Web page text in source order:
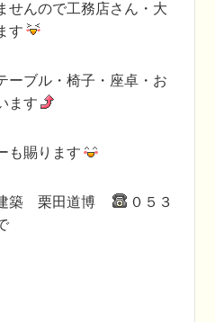
せんので工務店さん・大
す
ーブル・椅子・座卓・お
ます
も賜ります
建築 栗田道博
０５３